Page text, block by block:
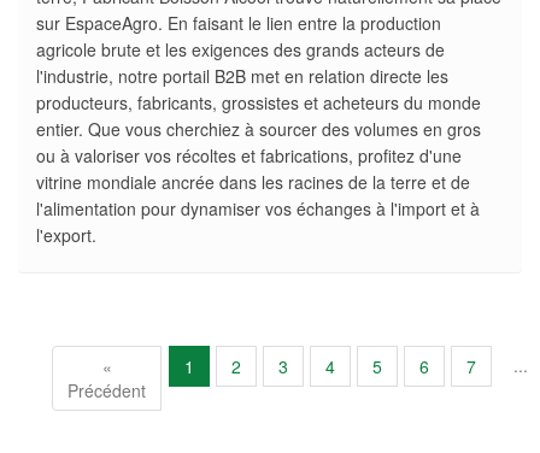
sur EspaceAgro. En faisant le lien entre la production
agricole brute et les exigences des grands acteurs de
l'industrie, notre portail B2B met en relation directe les
producteurs, fabricants, grossistes et acheteurs du monde
entier. Que vous cherchiez à sourcer des volumes en gros
ou à valoriser vos récoltes et fabrications, profitez d'une
vitrine mondiale ancrée dans les racines de la terre et de
l'alimentation pour dynamiser vos échanges à l'import et à
l'export.
«
Précédent
1 2 3 4 5 6 7 ...